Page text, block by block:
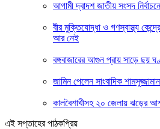
আগামী দ্বাদশ জাতীয় সংসদ
বীর মুক্তিযোদ্ধা ও গণস্বাস্থ্য
আর নেই
বঙ্গবাজারের আগুন প্রায় সাড়ে ছয়
জামিন পেলেন সাংবাদিক শামসুজ্জামান
কালবৈশাখীসহ ২০ জেলায় ঝড়ের
এই সপ্তাহের পাঠকপ্রিয়